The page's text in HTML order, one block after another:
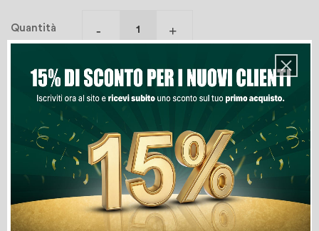
Quantità
Aggiungi Al Carrello
Lista Dei Desideri
Ultimi articoli in magazzino